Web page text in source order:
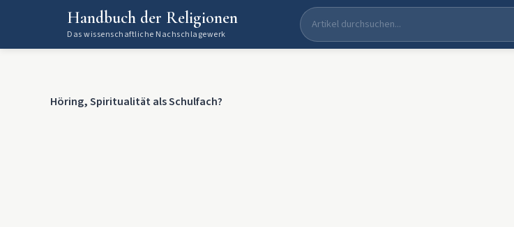
Handbuch der Religionen
Das wissenschaftliche Nachschlagewerk
Höring, Spiritualität als Schulfach?